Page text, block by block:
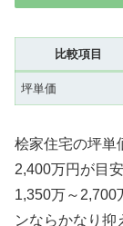
比較項目
坪単価
桧家住宅の坪単
2,400万円が目
1,350万～2,700
ンならかなり抑